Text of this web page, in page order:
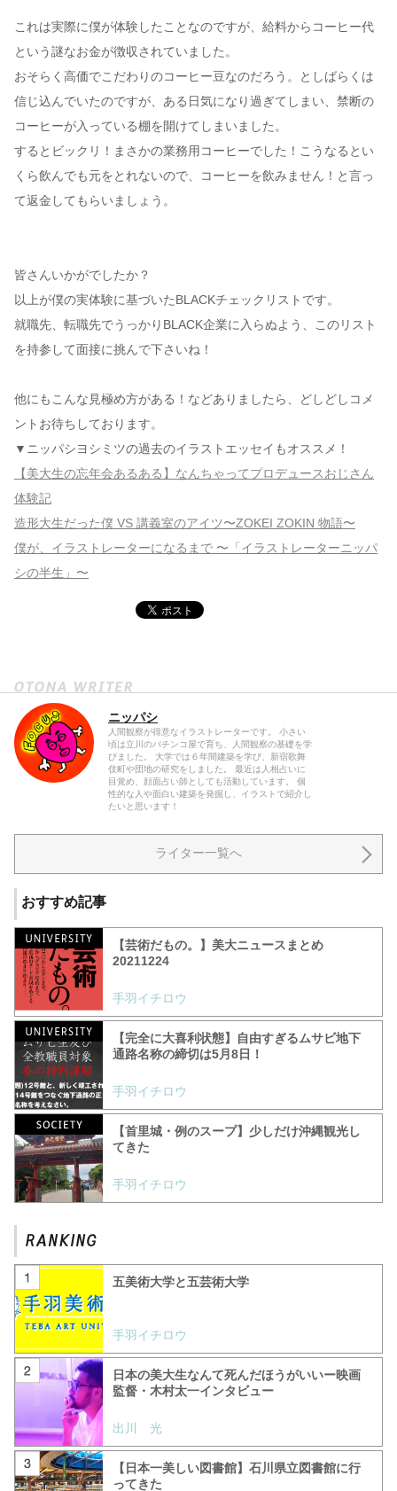
これは実際に僕が体験したことなのですが、給料からコーヒー代
という謎なお金が徴収されていました。
おそらく高価でこだわりのコーヒー豆なのだろう。としばらくは
信じ込んでいたのですが、ある日気になり過ぎてしまい、禁断の
コーヒーが入っている棚を開けてしまいました。
するとビックリ！まさかの業務用コーヒーでした！こうなるとい
くら飲んでも元をとれないので、コーヒーを飲みません！と言っ
て返金してもらいましょう。
皆さんいかがでしたか？
以上が僕の実体験に基づいたBLACKチェックリストです。
就職先、転職先でうっかりBLACK企業に入らぬよう、このリスト
を持参して面接に挑んで下さいね！
他にもこんな見極め方がある！などありましたら、どしどしコメ
ントお待ちしております。
▼ニッパシヨシミツの過去のイラストエッセイもオススメ！
【美大生の忘年会あるある】なんちゃってプロデュースおじさん
体験記
造形大生だった僕 VS 講義室のアイツ〜ZOKEI ZOKIN 物語〜
僕が、イラストレーターになるまで 〜「イラストレーターニッパ
シの半生」〜
ニッパシ
人間観察が得意なイラストレーターです。 小さい
頃は立川のパチンコ屋で育ち、人間観察の基礎を学
びました。 大学では６年間建築を学び、新宿歌舞
伎町や団地の研究をしました。 最近は人相占いに
目覚め、顔面占い師としても活動しています。 個
性的な人や面白い建築を発掘し、イラストで紹介し
たいと思います！
ライター一覧へ
おすすめ記事
【芸術だもの。】美大ニュースまとめ
20211224
手羽イチロウ
【完全に大喜利状態】自由すぎるムサビ地下
通路名称の締切は5月8日！
手羽イチロウ
【首里城・例のスープ】少しだけ沖縄観光し
てきた
手羽イチロウ
五美術大学と五芸術大学
手羽イチロウ
日本の美大生なんて死んだほうがいいー映画
監督・木村太一インタビュー
出川 光
【日本一美しい図書館】石川県立図書館に行
ってきた